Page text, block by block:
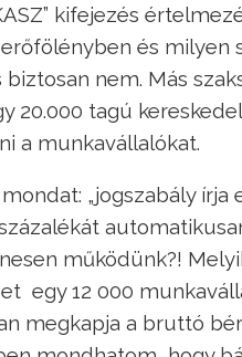
kifejezés
és milyen
nem. Más
20.000 tagú
a munkavállalókat.
„jogszabály írja
működünk?!
egy 12 000
megkapja a bruttó bér